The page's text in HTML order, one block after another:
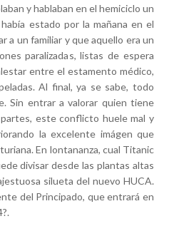
y hablaban en el hemiciclo un
estado por la mañana en el
a un familiar y que aquello era un
paralizadas, listas de espera
entre el estamento médico,
Al final, ya se sabe, todo
Sin entrar a valorar quien tiene
este conflicto huele mal y
la excelente imágen que
En lontananza, cual Titanic
divisar desde las plantas altas
silueta del nuevo HUCA.
del Principado, que entrará en